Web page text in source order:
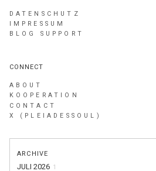
DATENSCHUTZ
IMPRESSUM
BLOG SUPPORT
CONNECT
ABOUT
KOOPERATION
CONTACT
X (PLEIADESSOUL)
ARCHIVE
JULI 2026 1